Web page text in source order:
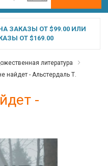
ЗАКАЗЫ ОТ $99.00 ИЛИ
ОТ $169.00
литература
найдет - Альстердаль Т.
-